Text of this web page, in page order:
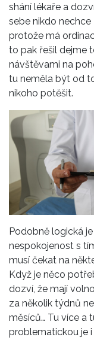
shání lékaře a
sebe nikdo nechce
protože má
to pak řešil dejme
návštěvami na
tu neměla být od
nikoho potěšit.
Podobně logická
nespokojenost s
musí čekat na
Když je něco
dozví, že mají
za několik týdnů
měsíců… Tu více a
problematickou je